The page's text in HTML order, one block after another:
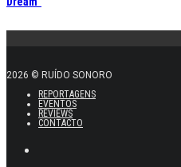
2026 © RUÍDO SONORO
REPORTAGENS
EVENTOS
REVIEWS
CONTACTO